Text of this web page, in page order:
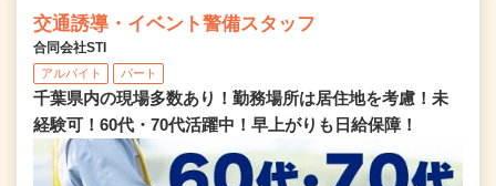
交通誘導・イベント警備スタッフ
合同会社STI
アルバイト パート
千葉県内の現場多数あり！勤務場所は居住地を考慮！未
経験可！60代・70代活躍中！早上がりも日給保障！